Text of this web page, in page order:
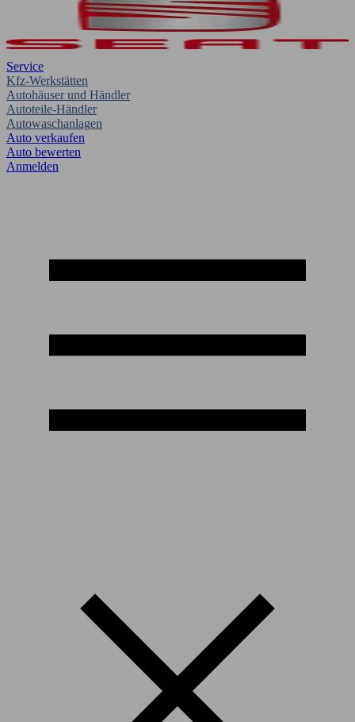
Service
Kfz-Werkstätten
Autohäuser und Händler
Autoteile-Händler
Autowaschanlagen
Auto verkaufen
Auto bewerten
Anmelden